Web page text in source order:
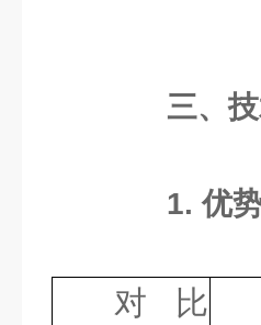
三、
1. 优
对比